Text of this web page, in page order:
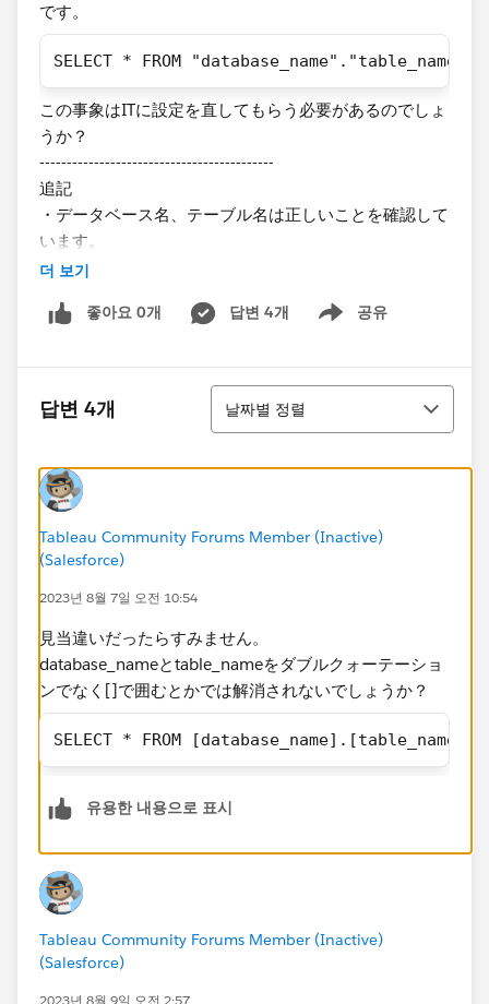
です。
SELECT * FROM "database_name"."table_name"
​この事象はITに設定を直してもらう必要があるのでしょ
うか？
-------------------------------------------
追記
・データベース名、テーブル名は正しいことを確認して
います。
・左側の接続画面にカタログ（Athenaのデータソー
す。​
以上、ご確認いただけますと幸いです。​
何卒よろしくお願いいたします。​
더 보기
좋아요 0개 답변 4개 공유
Show menu
답변 4개
정렬
날짜별 정렬
Tableau Community Forums Member (Inactive)
(Salesforce)
2023년 8월 7일 오전 10:54
見当違いだったらすみません。
database_nameとtable_nameをダブルクォーテーショ
ンでなく[]で囲むとかでは解消されないでしょうか？
SELECT * FROM [database_name].[table_name]
유용한 내용으로 표시
Tableau Community Forums Member (Inactive)
(Salesforce)
2023년 8월 9일 오전 2:57